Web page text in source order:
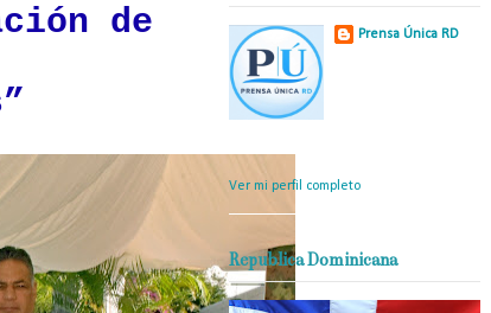
de
Prensa Única RD
Ver mi perfil completo
Republica Dominicana